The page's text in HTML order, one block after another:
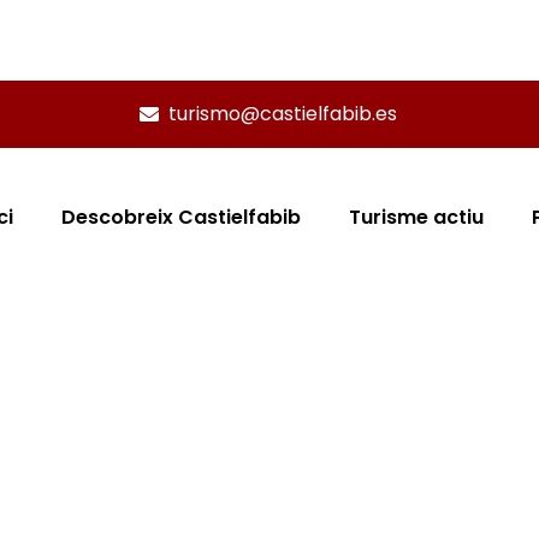
turismo@castielfabib.es
Descobreix Castielfabib Turisme actiu